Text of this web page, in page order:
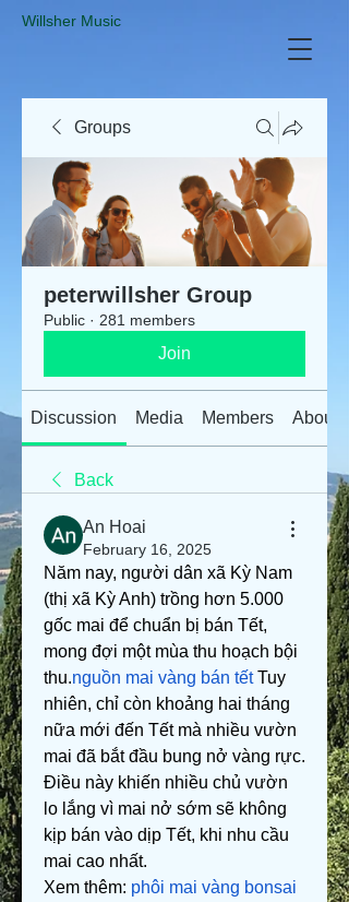
​Willsher Music
Groups
peterwillsher Group
Public · 281 members
Join
Discussion Media Members About
Back
An Hoai
February 16, 2025
Năm nay, người dân xã Kỳ Nam
(thị xã Kỳ Anh) trồng hơn 5.000
gốc mai để chuẩn bị bán Tết,
mong đợi một mùa thu hoạch bội
thu.nguồn mai vàng bán tết Tuy
nhiên, chỉ còn khoảng hai tháng
nữa mới đến Tết mà nhiều vườn
mai đã bắt đầu bung nở vàng rực.
Điều này khiến nhiều chủ vườn
lo lắng vì mai nở sớm sẽ không
kịp bán vào dịp Tết, khi nhu cầu
mai cao nhất.
Xem thêm: phôi mai vàng bonsai